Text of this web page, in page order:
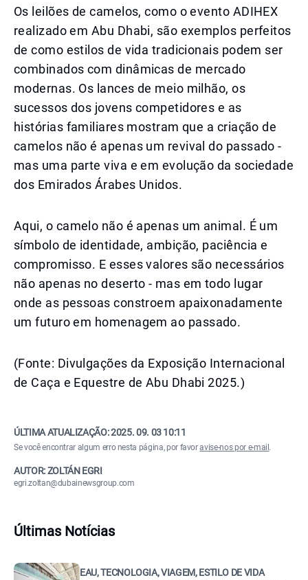
Os leilões de camelos, como o evento ADIHEX
realizado em Abu Dhabi, são exemplos perfeitos
de como estilos de vida tradicionais podem ser
combinados com dinâmicas de mercado
modernas. Os lances de meio milhão, os
sucessos dos jovens competidores e as
histórias familiares mostram que a criação de
camelos não é apenas um revival do passado -
mas uma parte viva e em evolução da sociedade
dos Emirados Árabes Unidos.
Aqui, o camelo não é apenas um animal. É um
símbolo de identidade, ambição, paciência e
compromisso. E esses valores são necessários
não apenas no deserto - mas em todo lugar
onde as pessoas constroem apaixonadamente
um futuro em homenagem ao passado.
(Fonte: Divulgações da Exposição Internacional
de Caça e Equestre de Abu Dhabi 2025.)
ÚLTIMA ATUALIZAÇÃO:2025. 09. 03 10:11
Se você encontrar algum erro nesta página, por favoravise-nos por e-mail .
AUTOR: ZOLTÁN EGRI
egri.zoltan@dubainewsgroup.com
Últimas Notícias
EAU, TECNOLOGIA, VIAGEM, ESTILO DE VIDA